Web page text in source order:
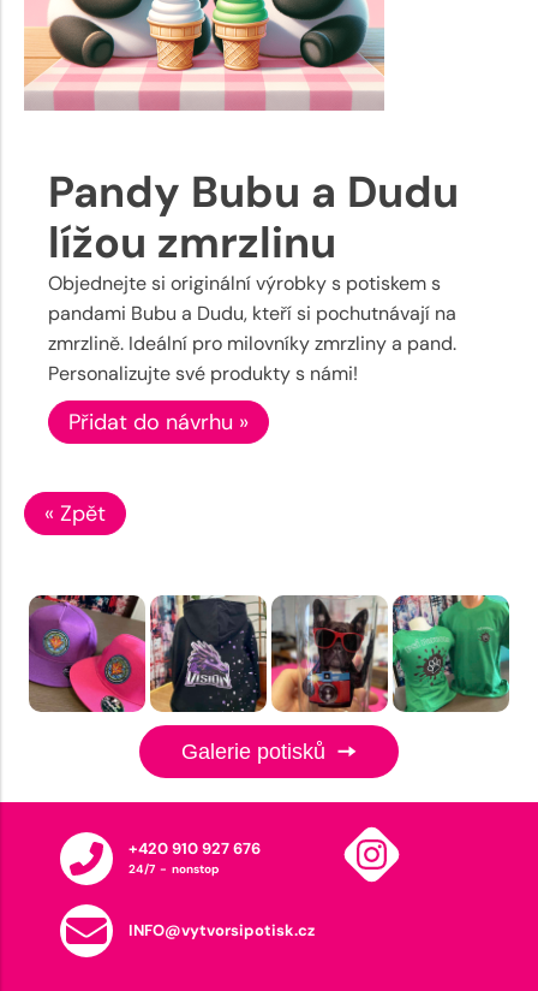
Pandy Bubu a Dudu
lížou zmrzlinu
Objednejte si originální výrobky s potiskem s
pandami Bubu a Dudu, kteří si pochutnávají na
zmrzlině. Ideální pro milovníky zmrzliny a pand.
Personalizujte své produkty s námi!
Přidat do návrhu »
« Zpět
Galerie potisků
+420 910 927 676
24/7 - nonstop
INFO@vytvorsipotisk.cz